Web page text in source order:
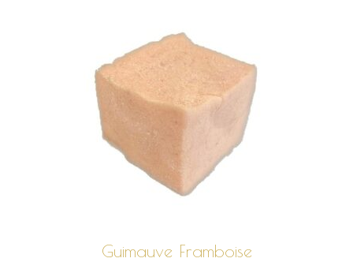
Guimauve Framboise